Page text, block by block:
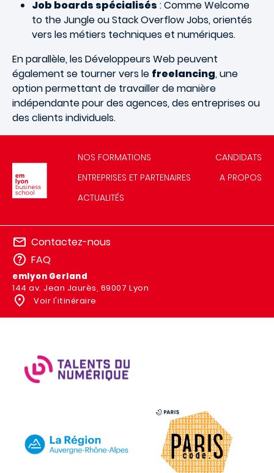
Job boards spécialisés : Comme Welcome
to the Jungle ou Stack Overflow Jobs, orientés
vers les métiers techniques et numériques.
En parallèle, les Développeurs Web peuvent
également se tourner vers le freelancing, une
option permettant de travailler de manière
indépendante pour des agences, des entreprises ou
des clients individuels.
NOS FORMATIONS
CANDIDATS
ENTREPRISES ET PARTENAIRES
A PROPOS
ACTUALITÉS
Contactez-nous
FAQ
emlyon Gerland
144 av. Jean Jaurès, 69007 Lyon
Voir l'itinéraire
IMAGE
IMAGE
IMAGE